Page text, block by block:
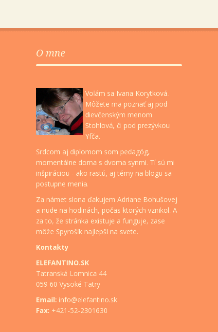
O mne
Volám sa Ivana Korytková.
Môžete ma poznať aj pod
dievčenským menom
Stohlová, či pod prezývkou
Yfča.
Srdcom aj diplomom som pedagóg,
momentálne doma s dvoma synmi. Tí sú mi
inšpiráciou - ako rastú, aj témy na blogu sa
postupne menia.
Za námet slona ďakujem Adriane Bohušovej
a nude na hodinách, počas ktorých vznikol. A
za to, že stránka existuje a funguje, zase
môže Spyrošík najlepší na svete.
Kontakty
ELEFANTINO.SK
Tatranská Lomnica 44
059 60 Vysoké Tatry
Email: info@elefantino.sk
Fax: +421-52-2301630